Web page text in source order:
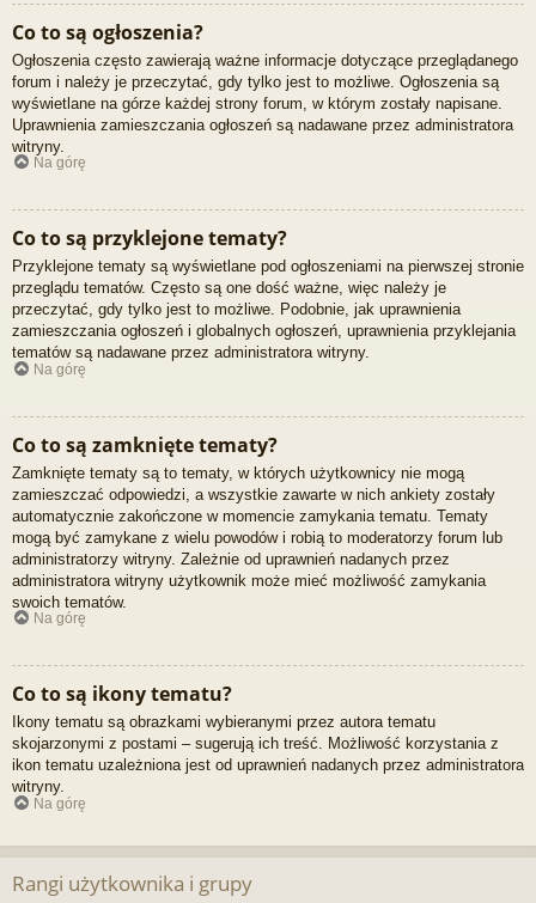
Co to są ogłoszenia?
Ogłoszenia często zawierają ważne informacje dotyczące przeglądanego
forum i należy je przeczytać, gdy tylko jest to możliwe. Ogłoszenia są
wyświetlane na górze każdej strony forum, w którym zostały napisane.
Uprawnienia zamieszczania ogłoszeń są nadawane przez administratora
witryny.
Na górę
Co to są przyklejone tematy?
Przyklejone tematy są wyświetlane pod ogłoszeniami na pierwszej stronie
przeglądu tematów. Często są one dość ważne, więc należy je
przeczytać, gdy tylko jest to możliwe. Podobnie, jak uprawnienia
zamieszczania ogłoszeń i globalnych ogłoszeń, uprawnienia przyklejania
tematów są nadawane przez administratora witryny.
Na górę
Co to są zamknięte tematy?
Zamknięte tematy są to tematy, w których użytkownicy nie mogą
zamieszczać odpowiedzi, a wszystkie zawarte w nich ankiety zostały
automatycznie zakończone w momencie zamykania tematu. Tematy
mogą być zamykane z wielu powodów i robią to moderatorzy forum lub
administratorzy witryny. Zależnie od uprawnień nadanych przez
administratora witryny użytkownik może mieć możliwość zamykania
swoich tematów.
Na górę
Co to są ikony tematu?
Ikony tematu są obrazkami wybieranymi przez autora tematu
skojarzonymi z postami – sugerują ich treść. Możliwość korzystania z
ikon tematu uzależniona jest od uprawnień nadanych przez administratora
witryny.
Na górę
Rangi użytkownika i grupy